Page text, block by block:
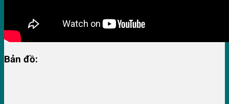
Bản đồ: